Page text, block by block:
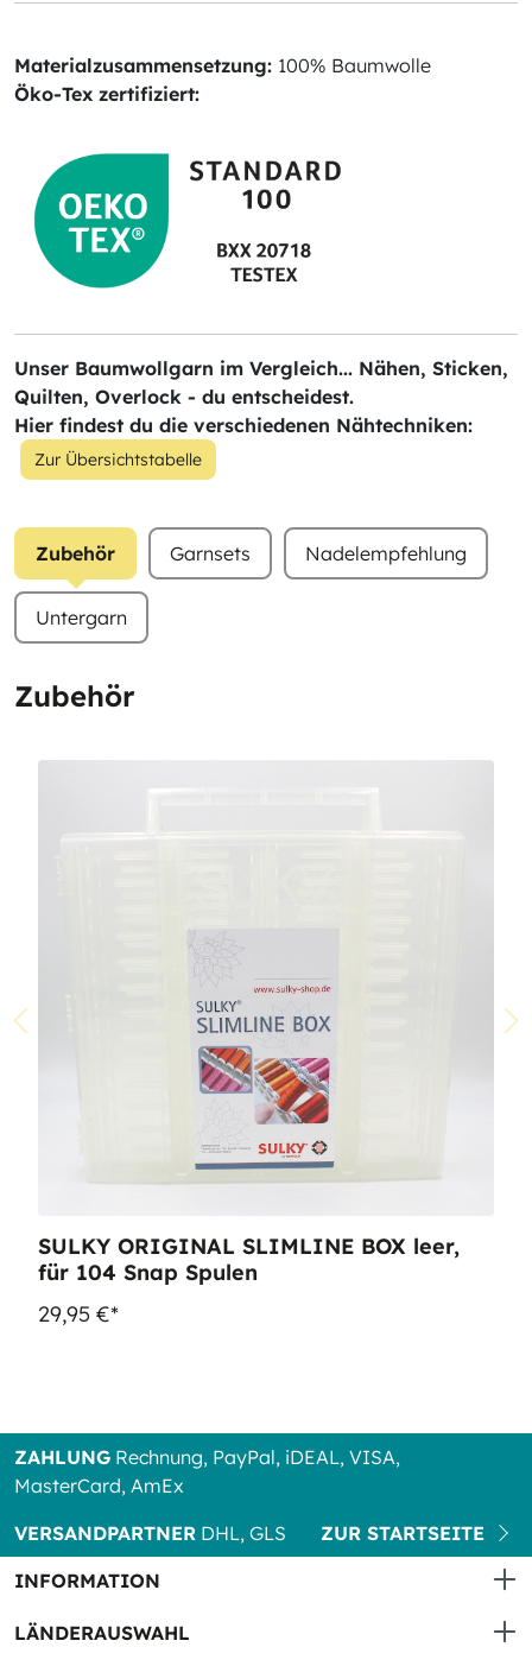
Materialzusammensetzung: 100% Baumwolle
Öko-Tex zertifiziert:
Unser Baumwollgarn im Vergleich... Nähen, Sticken,
Quilten, Overlock - du entscheidest.
Hier findest du die verschiedenen Nähtechniken:
Zur Übersichtstabelle
Zubehör Garnsets Nadelempfehlung
Untergarn
Zubehör
SULKY ORIGINAL SLIMLINE BOX leer,
für 104 Snap Spulen
29,95 €*
ZAHLUNG Rechnung, PayPal, iDEAL, VISA,
MasterCard, AmEx
VERSANDPARTNER DHL, GLS
ZUR STARTSEITE
INFORMATION
LÄNDERAUSWAHL